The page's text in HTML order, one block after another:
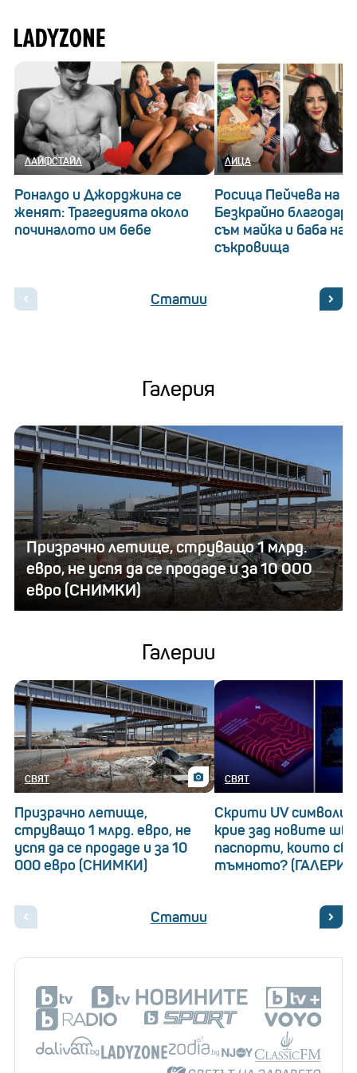
ЛАЙФСТАЙЛ
Роналдо и Джорджина се
женят: Трагедията около
починалото им бебе
ЛИЦА
Росица Пейчева на
Безкрайно
съм майка и баба на
съкровища
Статии
Галерия
Призрачно летище, струващо 1 млрд.
евро, не успя да се продаде и за 10 000
евро (СНИМКИ)
Галерии
СВЯТ
Призрачно летище,
струващо 1 млрд. евро, не
успя да се продаде и за 10
000 евро (СНИМКИ)
СВЯТ
Скрити UV символи:
крие зад новите
паспорти, които
тъмното?
Статии